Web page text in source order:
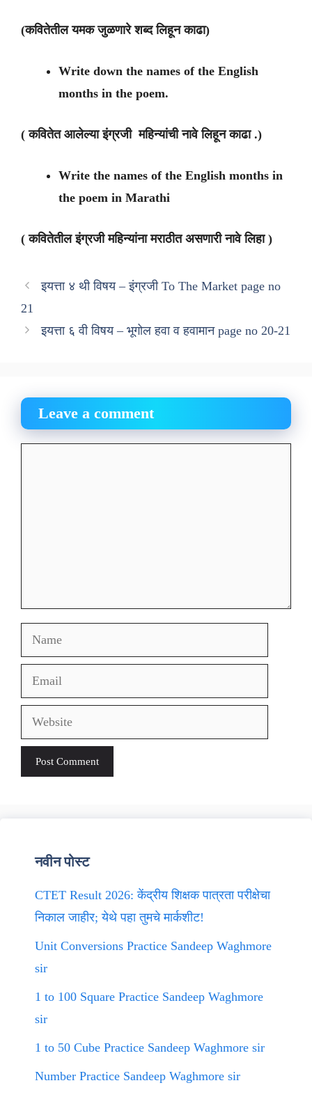
(कवितेतील यमक जुळणारे शब्द लिहून काढा)
Write down the names of the English
months in the poem.
( कवितेत आलेल्या इंग्रजी महिन्यांची नावे लिहून काढा .)
Write the names of the English months in
the poem in Marathi
( कवितेतील इंग्रजी महिन्यांना मराठीत असणारी नावे लिहा )
इयत्ता ४ थी विषय – इंग्रजी To The Market page no
21
इयत्ता ६ वी विषय – भूगोल हवा व हवामान page no 20-21
Leave a comment
Name
Email
Website
नवीन पोस्ट
CTET Result 2026: केंद्रीय शिक्षक पात्रता परीक्षेचा
निकाल जाहीर; येथे पहा तुमचे मार्कशीट!
Unit Conversions Practice Sandeep Waghmore
sir
1 to 100 Square Practice Sandeep Waghmore
sir
1 to 50 Cube Practice Sandeep Waghmore sir
Number Practice Sandeep Waghmore sir